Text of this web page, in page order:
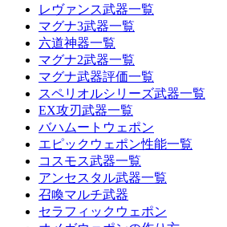
レヴァンス武器一覧
マグナ3武器一覧
六道神器一覧
マグナ2武器一覧
マグナ武器評価一覧
スペリオルシリーズ武器一覧
EX攻刃武器一覧
バハムートウェポン
エピックウェポン性能一覧
コスモス武器一覧
アンセスタル武器一覧
召喚マルチ武器
セラフィックウェポン